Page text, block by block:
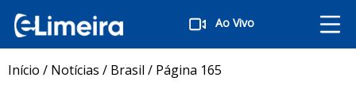
Ao Vivo
Início / Notícias / Brasil / Página 165